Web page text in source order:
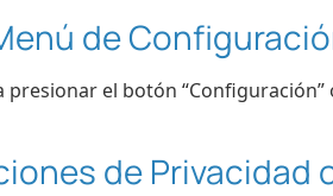
de
el botón “Configuración”
de Privacidad